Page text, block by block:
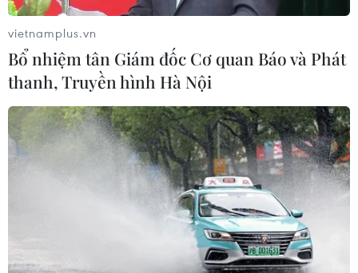
trở lại biên giới
11/06/2020 14:37
Theo EC, các hạn chế cần được dỡ bỏ từ ngày 1/7 đối
với Albania, Bosnia-Herzegovina, Mongtenegro, Bắc
Macedonia và Serbia vì "tình hình dịch tễ ở các nước
này tương tự hoặc tốt hơn tại EU."
vietnamplus.vn
Bổ nhiệm tân Giám đốc Cơ quan Báo và Phát
thanh, Truyền hình Hà Nội